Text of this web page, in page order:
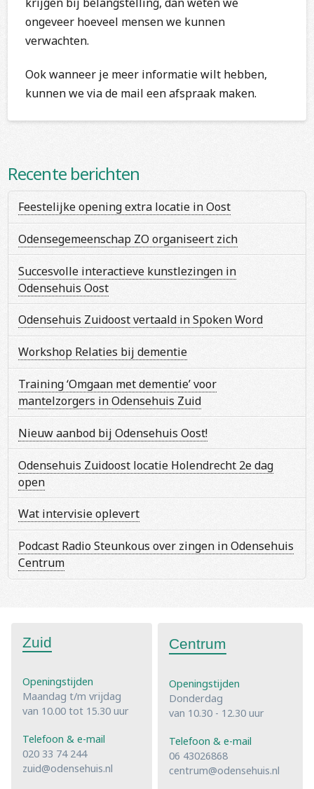
ongeveer hoeveel mensen we kunnen
verwachten.
Ook wanneer je meer informatie wilt hebben,
kunnen we via de mail een afspraak maken.
Recente berichten
Feestelijke opening extra locatie in Oost
Odensegemeenschap ZO organiseert zich
Succesvolle interactieve kunstlezingen in
Odensehuis Oost
Odensehuis Zuidoost vertaald in Spoken Word
Workshop Relaties bij dementie
Training ‘Omgaan met dementie’ voor
mantelzorgers in Odensehuis Zuid
Nieuw aanbod bij Odensehuis Oost!
Odensehuis Zuidoost locatie Holendrecht 2e dag
open
Wat intervisie oplevert
Podcast Radio Steunkous over zingen in Odensehuis
Centrum
Zuid
Openingstijden
Maandag t/m vrijdag
van 10.00 tot 15.30 uur
Telefoon & e-mail
020 33 74 244
zuid@odensehuis.nl
Centrum
Openingstijden
Donderdag
van 10.30 - 12.30 uur
Telefoon & e-mail
06 43026868
centrum@odensehuis.nl